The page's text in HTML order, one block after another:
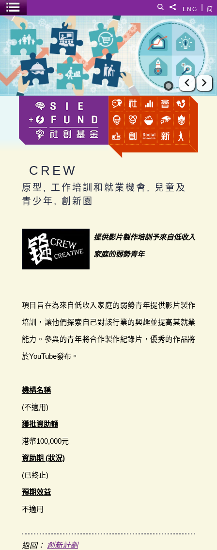
简
ENG
分享給
搜尋
選單開關
CREW
上一張
下
CREW
原型, 工作培訓和就業機會, 兒童及
青少年, 創新園
提供影片製作培訓予來自低收入
家庭的弱勢青年
項目旨在為來自低收入家庭的弱勢青年提供影片製作
培訓，讓他們探索自己對該行業的興趣並提高其就業
能力。參與的青年將合作製作紀錄片，優秀的作品將
於YouTube發布。
機構名稱
(不適用)
獲批資助額
港幣100,000元
資助期 (狀況)
(已終止)
預期效益
不適用
返回： 創新計劃